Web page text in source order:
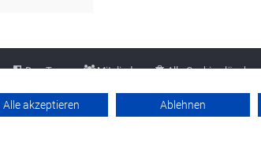
Alle Cookies löschen
Mitglieder
Das Team
Werbung buchen
Datenschutzerklärung
Alle akzeptieren Ablehnen